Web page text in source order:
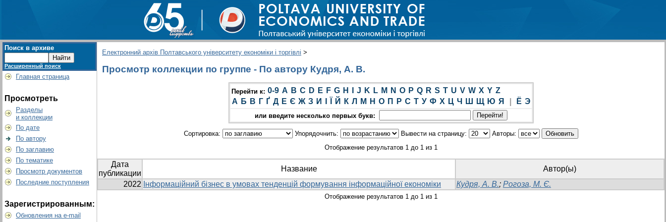
Поиск в архиве
Расширенный поиск
Главная страница
Просмотреть
Разделы
и коллекции
По дате
По автору
По заглавию
По тематике
Просмотр документов
Последние поступления
Зарегистрированным:
Обновления на e-mail
Електронний архів Полтавського університету економіки і торгівлі >
Просмотр коллекции по группе - По автору Кудря, А. В.
Перейти к: 0-9 A B C D E F G H J K L M N O P Q R S T U V W X Y Z
А Б В Г Ґ Д Е Є Ж З И Й К Л М Н О П Р С Т У Ф Х Ц Ч Ш Щ Ю Я Ё Э
или введите несколько первых букв:
Сортировка: Упорядочнить: Вывести на страницу:
Авторы:
Отображение результатов 1 до 1 из 1
Дата
публикации
Название
Автор(ы)
2022 Інформаційний бізнес в умовах тенденцій формування інформаційної економіки Кудря, А. В.; Рогоза, М. Є.
Отображение результатов 1 до 1 из 1